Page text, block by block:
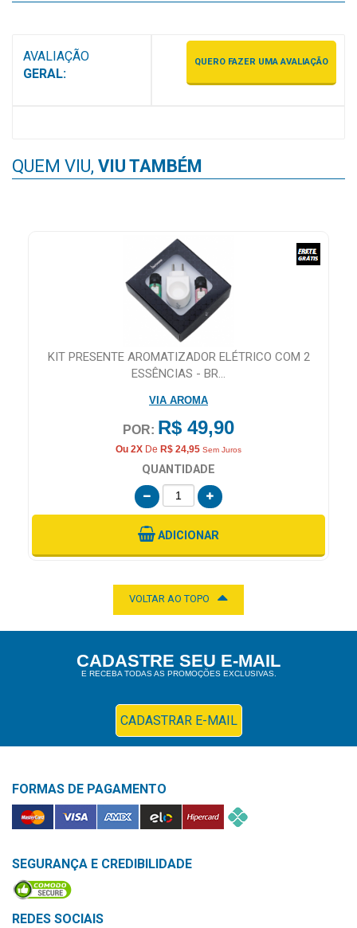
AVALIAÇÃO
GERAL:
QUERO FAZER UMA AVALIAÇÃO
QUEM VIU, VIU TAMBÉM
KIT PRESENTE AROMATIZADOR ELÉTRICO COM 2
ESSÊNCIAS - BR...
VIA AROMA
POR: R$ 49,90
Ou 2X De R$ 24,95 Sem Juros
QUANTIDADE
ADICIONAR
VOLTAR AO TOPO
CADASTRE SEU E-MAIL
E RECEBA TODAS AS PROMOÇÕES EXCLUSIVAS.
CADASTRAR E-MAIL
FORMAS DE PAGAMENTO
SEGURANÇA E CREDIBILIDADE
REDES SOCIAIS